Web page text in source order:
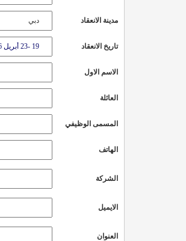
مدينة الانعقاد
تاريخ الانعقاد
الاسم الاول
العائلة
المسمى الوظيفي
الهاتف
الشركة
الايميل
العنوان